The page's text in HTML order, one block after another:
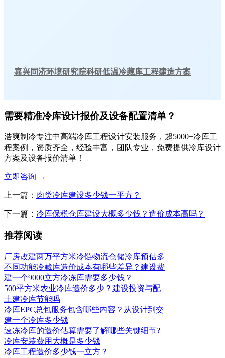
嘉兴同济环境研究院科研低温冷藏库工程建造方案
需要精准冷库设计报价及设备配置清单？
浩爽制冷专注中高端冷库工程设计安装服务，超5000+冷库工
程案例，资质齐全，经验丰富，团队专业，免费提供冷库设计
方案及设备报价清单！
立即咨询 →
上一篇： 肉类冷库建设多少钱一平方？
下一篇： 冷库保税仓库建设大概多少钱？造价成本高吗？
推荐阅读
厂房改建两万平方米冷链物流仓储冷库预估多
不同功能冷藏库造价成本有哪些差异？建设费
建一个9000立方冷冻库需要多少钱？
500平方米农业冷库造价多少？建设投资与配
土建冷库节能吗
冷库EPC总包服务包含哪些内容？从设计到交
建一个冷库多少钱
速冻冷库的造价估算需要了解哪些关键细节?
冷库安装费用大概是多少钱
冷库工程造价多少钱一立方？